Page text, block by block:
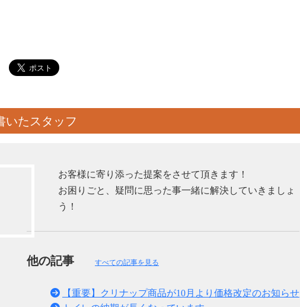
いたスタッフ
お客様に寄り添った提案をさせて頂きます！
お困りごと、疑問に思った事一緒に解決していきましょ
う！
他の記事 すべての記事を見る
【重要】クリナップ商品が10月より価格改定のお知らせ